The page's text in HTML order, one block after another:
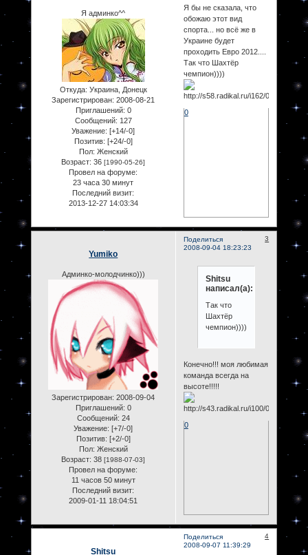
Я админко^^
Откуда: Украина, Донецк
Зарегистрирован: 2008-08-21
Приглашений: 0
Сообщений: 127
Уважение: [+14/-0]
Позитив: [+24/-0]
Пол: Женский
Возраст: 36[1990-05-26]
Провел на форуме:
23 часа 30 минут
Последний визит:
2013-12-27 14:03:34
Я бы не сказала, что
обожаю этот вид
спорта... но всё же в
Украине будет
проходить Евро 2012....
Так что Шахтёр
чемпион))))
0
Поделиться
3
2008-09-04 18:23:23
Yumiko
Админко-молодчинко)))
Зарегистрирован: 2008-09-04
Приглашений: 0
Сообщений: 24
Уважение: [+7/-0]
Позитив: [+2/-0]
Пол: Женский
Возраст: 38[1988-07-03]
Провел на форуме:
11 часов 50 минут
Последний визит:
2009-01-11 18:04:51
Shitsu
написал(а):
Так что
Шахтёр
чемпион))))
Конечно!!! моя любимая
команда всегда на
высоте!!!!!
0
Поделиться
4
2008-09-07 11:39:29
Shitsu